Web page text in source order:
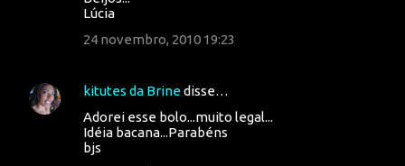
Lúcia
24 novembro, 2010 19:23
kitutes da Brinedisse…
Adorei esse bolo...muito legal...
Idéia bacana...Parabéns
bjs